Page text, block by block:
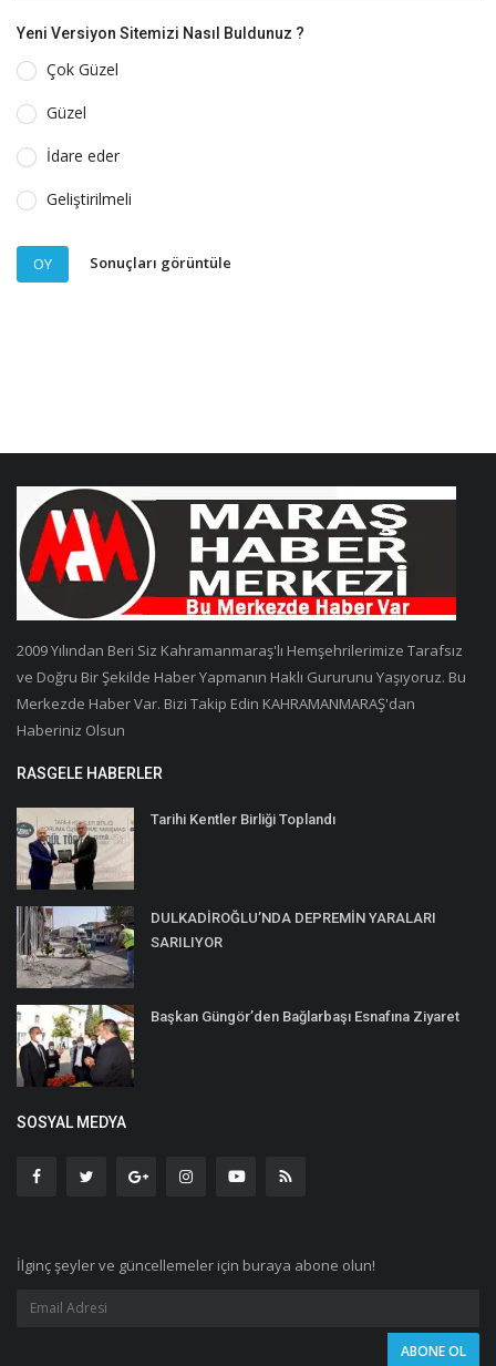
Yeni Versiyon Sitemizi Nasıl Buldunuz ?
Çok Güzel
Güzel
İdare eder
Geliştirilmeli
OY Sonuçları görüntüle
2009 Yılından Beri Siz Kahramanmaraş'lı Hemşehrilerimize Tarafsız
ve Doğru Bir Şekilde Haber Yapmanın Haklı Gururunu Yaşıyoruz. Bu
Merkezde Haber Var. Bizi Takip Edin KAHRAMANMARAŞ'dan
Haberiniz Olsun
RASGELE HABERLER
Tarihi Kentler Birliği Toplandı
DULKADİROĞLU’NDA DEPREMİN YARALARI
SARILIYOR
Başkan Güngör’den Bağlarbaşı Esnafına Ziyaret
SOSYAL MEDYA
İlginç şeyler ve güncellemeler için buraya abone olun!